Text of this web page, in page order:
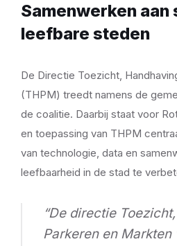
Samenwerken aan
leefbare steden
De Directie Toezicht,
(THPM) treedt namens de
de coalitie. Daarbij staat voor
en toepassing van THPM
van technologie, data en
leefbaarheid in de stad te
“De directie
Parkeren en Markten